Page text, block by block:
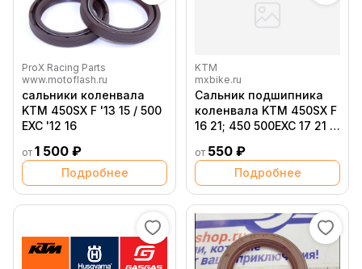
ProX Racing Parts
www.motoflash.ru
сальники коленвала
KTM 450SX F '13 15 / 500
EXC '12 16
от 1 500 ₽
Подробнее
KTM
mxbike.ru
Сальник подшипника
коленвала KTM 450SX F
16 21; 450 500EXC 17 21 /
FE450 501 17 21
от 550 ₽
Подробнее